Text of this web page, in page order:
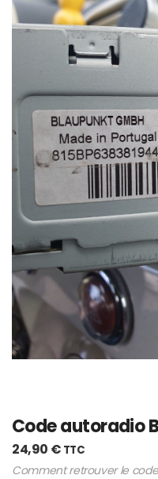
Code autoradio
24,90 € TTC
Comment retrouver le